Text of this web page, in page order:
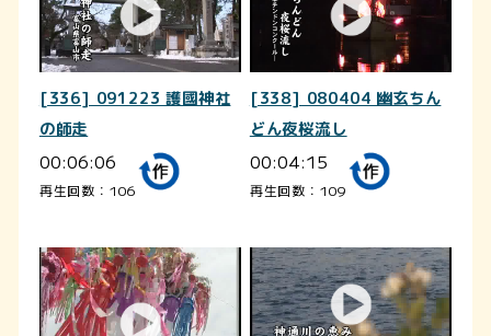
[336] 091223 護國神社
の師走
00:06:06
再生回数：106
[338] 080404 幽玄ちん
どん夜桜流し
00:04:15
再生回数：109